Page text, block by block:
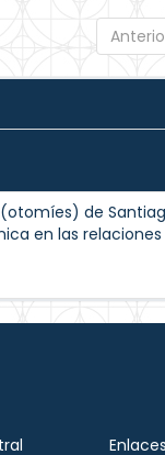
de
en las
Enlaces